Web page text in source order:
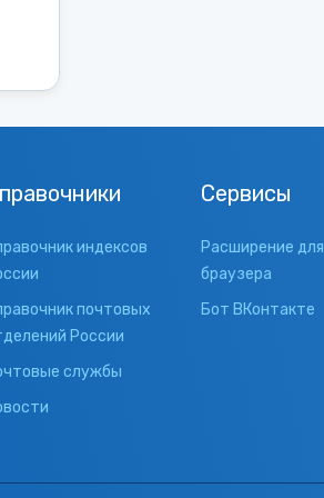
индексов
почтовых
России
службы
Сервисы
Расширение для
браузера
Бот ВКонтакте